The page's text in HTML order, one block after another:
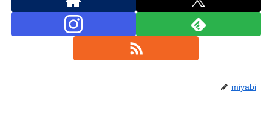
miyabi